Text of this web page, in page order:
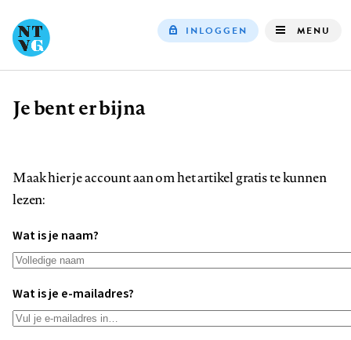
INLOGGEN MENU
Kruimelpad
Je bent er bijna
Maak hier je account aan om het artikel gratis te kunnen
lezen:
Wat is je naam?
Wat is je e-mailadres?